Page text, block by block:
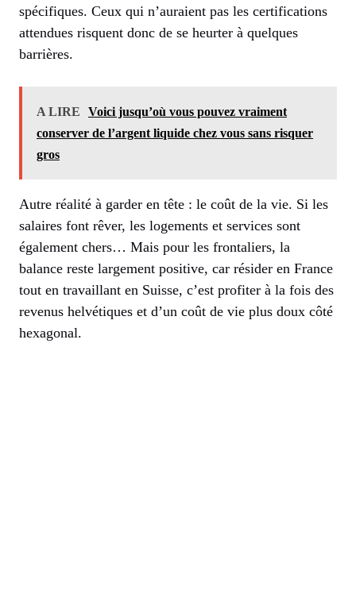
spécifiques. Ceux qui n’auraient pas les certifications
attendues risquent donc de se heurter à quelques
barrières.
A LIRE
Voici jusqu’où vous pouvez vraiment
conserver de l’argent liquide chez vous sans risquer
gros
Autre réalité à garder en tête : le coût de la vie. Si les
salaires font rêver, les logements et services sont
également chers… Mais pour les frontaliers, la
balance reste largement positive, car résider en France
tout en travaillant en Suisse, c’est profiter à la fois des
revenus helvétiques et d’un coût de vie plus doux côté
hexagonal.